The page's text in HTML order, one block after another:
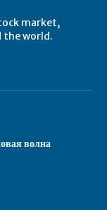
market,
the world.
волна